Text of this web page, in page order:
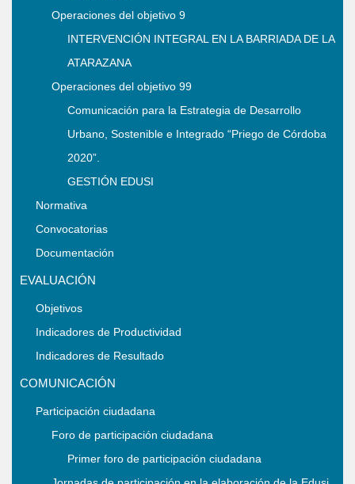
Operaciones del objetivo 9
INTERVENCIÓN INTEGRAL EN LA BARRIADA DE LA
ATARAZANA
Operaciones del objetivo 99
Comunicación para la Estrategia de Desarrollo
Urbano, Sostenible e Integrado “Priego de Córdoba
2020”.
GESTIÓN EDUSI
Normativa
Convocatorias
Documentación
EVALUACIÓN
Objetivos
Indicadores de Productividad
Indicadores de Resultado
COMUNICACIÓN
Participación ciudadana
Foro de participación ciudadana
Primer foro de participación ciudadana